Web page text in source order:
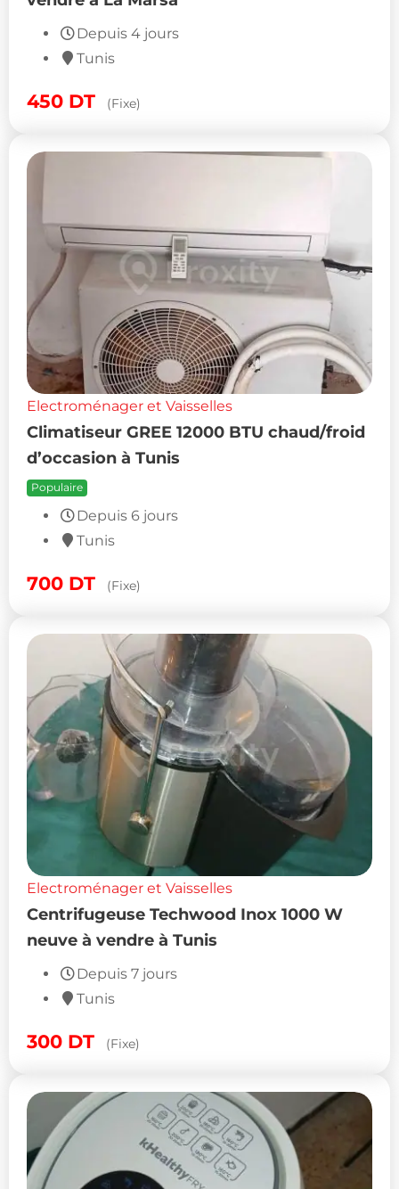
Depuis 4 jours
Tunis
450 DT (Fixe)
Electroménager et Vaisselles
Climatiseur GREE 12000 BTU chaud/froid
d’occasion à Tunis
Populaire
Depuis 6 jours
Tunis
700 DT (Fixe)
Electroménager et Vaisselles
Centrifugeuse Techwood Inox 1000 W
neuve à vendre à Tunis
Depuis 7 jours
Tunis
300 DT (Fixe)